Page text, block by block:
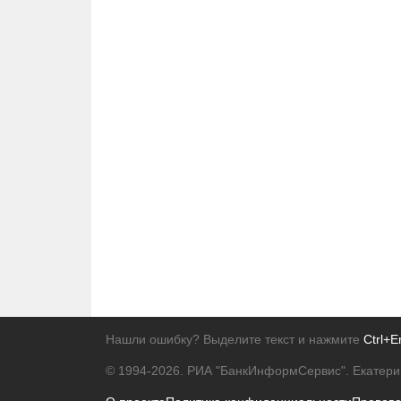
Нашли ошибку? Выделите текст и нажмите
© 1994-2026. РИА "БанкИнформСервис".